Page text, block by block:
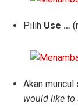
Pilih Use …
Akan muncul
would like to